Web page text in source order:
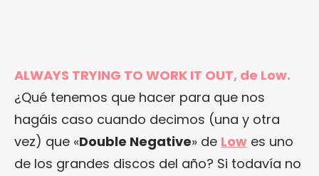
ALWAYS TRYING TO WORK IT OUT, de Low.
¿Qué tenemos que hacer para que nos
hagáis caso cuando decimos (una y otra
vez) que «Double Negative» de Low es uno
de los grandes discos del año? Si todavía no